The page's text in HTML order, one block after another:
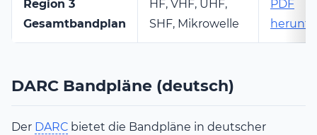
Region 3
Gesamtbandplan
HF, VHF, UHF,
SHF, Mikrowelle
PDF
DARC Bandpläne (deutsch)
Der DARC bietet die Bandpläne in deutscher